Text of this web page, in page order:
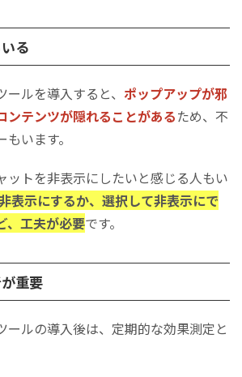
る
ルを導入すると、 ポップアップが邪
ンテンツが隠れることがあるため、不
います。
ットを非表示にしたいと感じる人もい
表示にするか、選択して非表示にで
、工夫が必要です。
重要
ールの導入後は、定期的な効果測定と